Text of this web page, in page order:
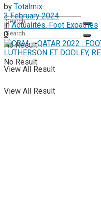
No Result
View All Result
No Result
View All Result
by Totalmix
3 February 2024
in Actualités,Foot Expatriés
0